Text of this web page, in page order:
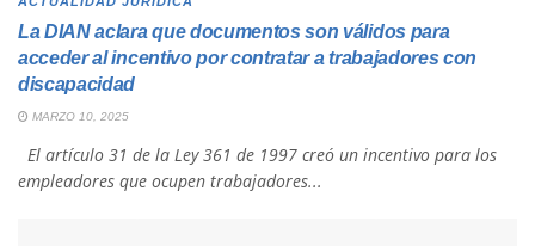
La DIAN aclara que documentos son válidos para
acceder al incentivo por contratar a trabajadores con
discapacidad
MARZO 10, 2025
El artículo 31 de la Ley 361 de 1997 creó un incentivo para los
empleadores que ocupen trabajadores...